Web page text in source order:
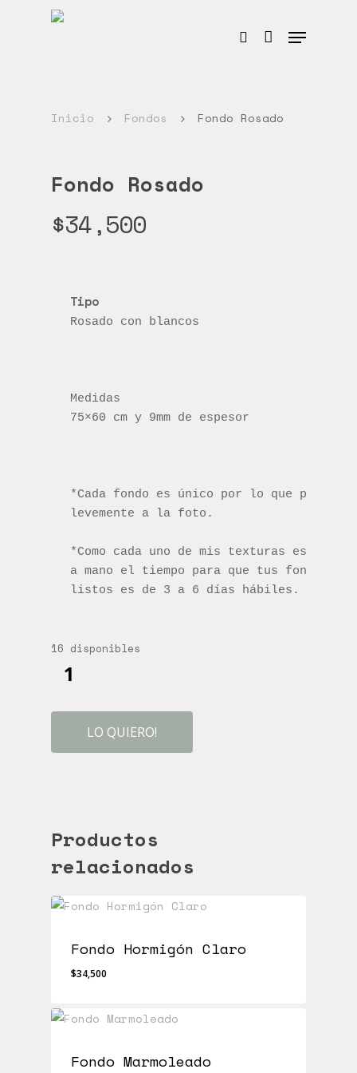
Inicio Fondos Fondo Rosado
Fondo Rosado
$34,500
Rosado con blancos
Medidas
75×60 cm y 9mm de espesor
*Cada fondo es único por lo que puede
levemente a la foto.
*Como cada uno de mis texturas está
a mano el tiempo para que tus fondos
listos es de 3 a 6 días hábiles.
16 disponibles
LO QUIERO!
Productos
relacionados
Fondo Hormigón Claro
$34,500
Fondo Marmoleado